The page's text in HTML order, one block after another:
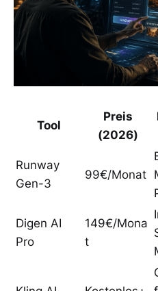
Tool
Preis
(2026)
Runway
Gen-3
99€/Monat
Digen AI
Pro
149€/Mona
t